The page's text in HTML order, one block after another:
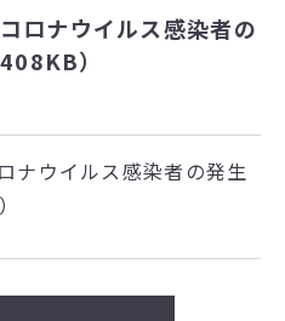
ロナウイルス感染者の
）
ナウイルス感染者の発生